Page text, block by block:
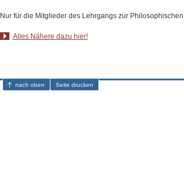
Nur für die Mitglieder des Lehrgangs zur
Alles Nähere dazu hier!
nach oben Seite drucken